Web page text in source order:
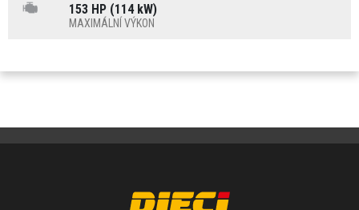
153 HP (114 kW)
MAXIMÁLNÍ VÝKON